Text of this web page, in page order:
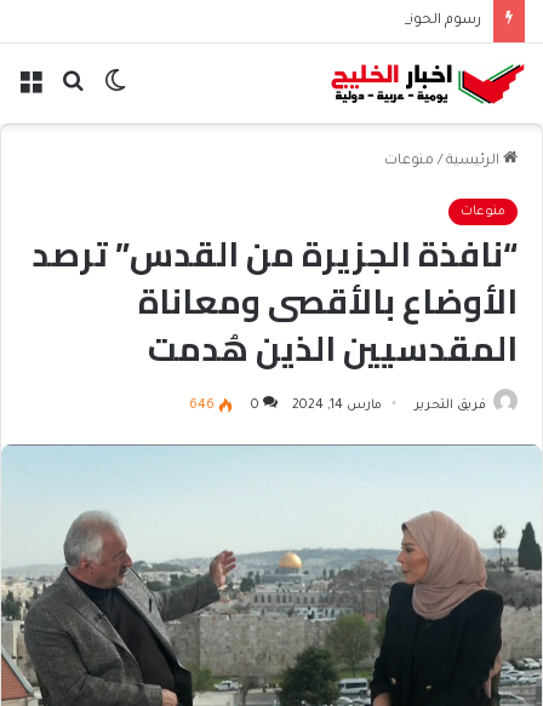
رسوم الحوثيين على باب المندب تعيد حسابات مخاطر الملاحة
بحث الوضع
الرئيسية / منوعات
منوعات
“نافذة الجزيرة من القدس” ترصد
الأوضاع بالأقصى ومعاناة
المقدسيين الذين هُدمت
منازلهم
فريق التحرير مارس 14, 2024 0
646